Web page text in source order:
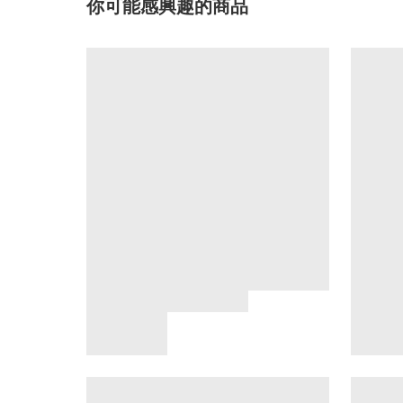
你可能感興趣的商品